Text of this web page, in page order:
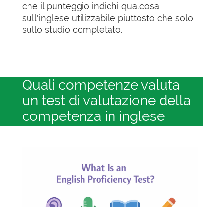
che il punteggio indichi qualcosa
sull'inglese utilizzabile piuttosto che solo
sullo studio completato.
Quali competenze valuta
un test di valutazione della
competenza in inglese